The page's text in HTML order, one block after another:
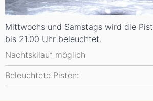
Mittwochs und Samstags wird die
bis 21.00 Uhr beleuchtet.
Nachtskilauf möglich
Beleuchtete Pisten: